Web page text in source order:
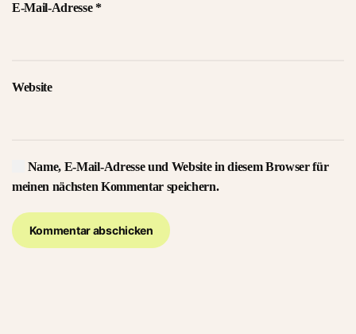
E-Mail-Adresse *
Website
Name, E-Mail-Adresse und Website in diesem Browser für
meinen nächsten Kommentar speichern.
Kommentar abschicken